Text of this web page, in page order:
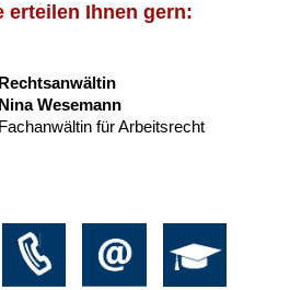
erteilen Ihnen gern:
Rechtsanwältin
Nina Wesemann
Fachanwältin für Arbeitsrecht